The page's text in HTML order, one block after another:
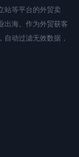
站等平台的外贸卖
出海。作为外贸获客
动过滤无效数据，